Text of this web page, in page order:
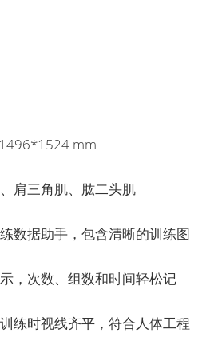
mm
、肩三角肌、肱二头肌
数据助手，包含清晰的训练图
，次数、组数和时间轻松记
练时视线齐平，符合人体工程